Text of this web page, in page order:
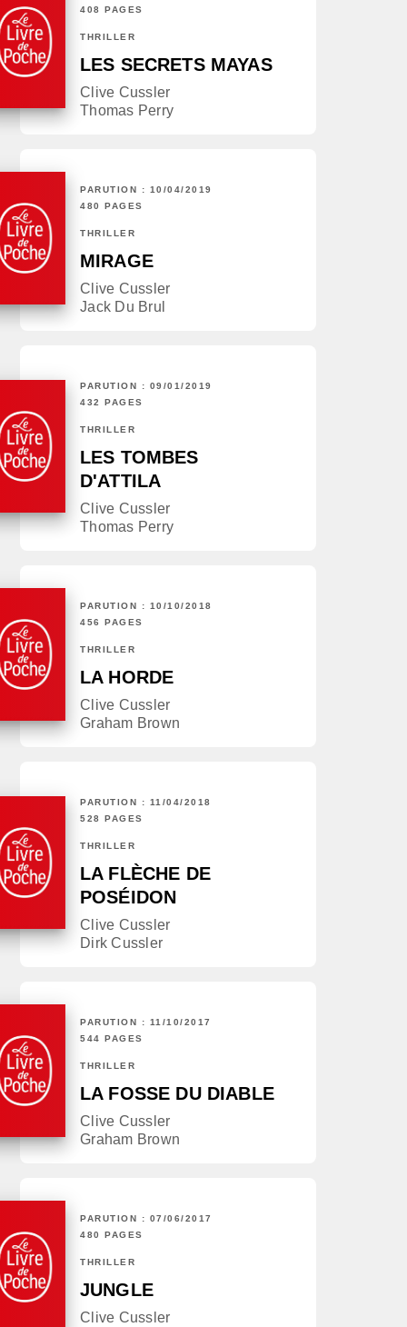
408 PAGES
THRILLER
LES SECRETS MAYAS
Clive Cussler
Thomas Perry
PARUTION : 10/04/2019
480 PAGES
THRILLER
MIRAGE
Clive Cussler
Jack Du Brul
PARUTION : 09/01/2019
432 PAGES
THRILLER
LES TOMBES
D'ATTILA
Clive Cussler
Thomas Perry
PARUTION : 10/10/2018
456 PAGES
THRILLER
LA HORDE
Clive Cussler
Graham Brown
PARUTION : 11/04/2018
528 PAGES
THRILLER
LA FLÈCHE DE
POSÉIDON
Clive Cussler
Dirk Cussler
PARUTION : 11/10/2017
544 PAGES
THRILLER
LA FOSSE DU DIABLE
Clive Cussler
Graham Brown
PARUTION : 07/06/2017
480 PAGES
THRILLER
JUNGLE
Clive Cussler